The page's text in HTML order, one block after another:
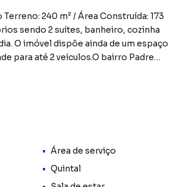
240 m² / Área Construída: 173
sendo 2 suítes, banheiro, cozinha
O imóvel dispõe ainda de um espaço
para até 2 veículos.O bairro Padre
oferece uma variedade de comércios e
prático para compras e entretenimento.
valores, bem como a
Área de serviço
Quintal